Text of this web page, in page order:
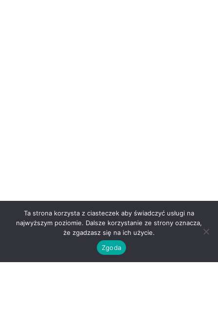
Ta strona korzysta z ciasteczek aby świadczyć usługi na
najwyższym poziomie. Dalsze korzystanie ze strony oznacza,
że zgadzasz się na ich użycie.
Zgoda